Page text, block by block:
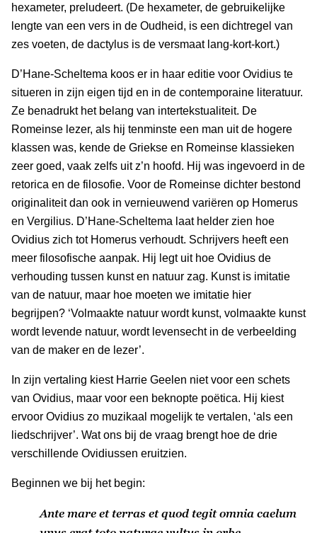
hexameter, preludeert. (De hexameter, de gebruikelijke
lengte van een vers in de Oudheid, is een dichtregel van
zes voeten, de dactylus is de versmaat lang-kort-kort.)
D’Hane-Scheltema koos er in haar editie voor Ovidius te
situeren in zijn eigen tijd en in de contemporaine literatuur.
Ze benadrukt het belang van intertekstualiteit. De
Romeinse lezer, als hij tenminste een man uit de hogere
klassen was, kende de Griekse en Romeinse klassieken
zeer goed, vaak zelfs uit z’n hoofd. Hij was ingevoerd in de
retorica en de filosofie. Voor de Romeinse dichter bestond
originaliteit dan ook in vernieuwend variëren op Homerus
en Vergilius. D’Hane-Scheltema laat helder zien hoe
Ovidius zich tot Homerus verhoudt. Schrijvers heeft een
meer filosofische aanpak. Hij legt uit hoe Ovidius de
verhouding tussen kunst en natuur zag. Kunst is imitatie
van de natuur, maar hoe moeten we imitatie hier
begrijpen? ‘Volmaakte natuur wordt kunst, volmaakte kunst
wordt levende natuur, wordt levensecht in de verbeelding
van de maker en de lezer’.
In zijn vertaling kiest Harrie Geelen niet voor een schets
van Ovidius, maar voor een beknopte poëtica. Hij kiest
ervoor Ovidius zo muzikaal mogelijk te vertalen, ‘als een
liedschrijver’. Wat ons bij de vraag brengt hoe de drie
verschillende Ovidiussen eruitzien.
Beginnen we bij het begin:
Ante mare et terras et quod tegit omnia caelum